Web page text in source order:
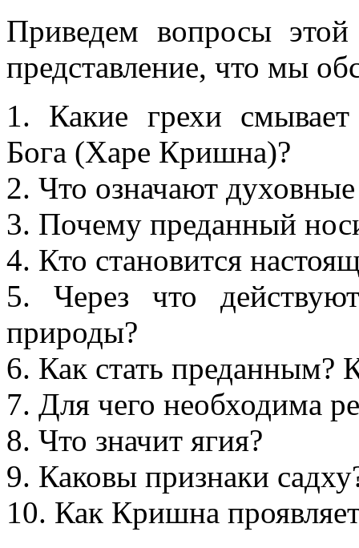
Приведем вопросы
представление, что мы
1. Какие грехи
Бога (Харе Кришна)?
2. Что означают
3. Почему преданный
4. Кто становится
5. Через что
природы?
6. Как стать преданным?
7. Для чего необходима
8. Что значит ягия?
9. Каковы признаки
10. Как Кришна